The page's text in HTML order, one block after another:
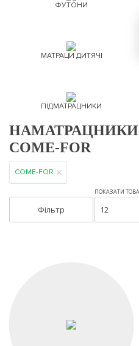
ФУТОНИ
МАТРАЦИ ДИТЯЧІ
ПІДМАТРАЦНИКИ
COME-FOR
COME-FOR
Фільтр
ПОКАЗАТИ
12